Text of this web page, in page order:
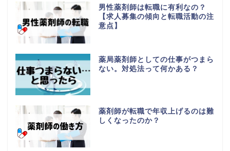
男性薬剤師は転職に有利なの？
【求人募集の傾向と転職活動の注
意点】
薬局薬剤師としての仕事がつまら
ない。対処法って何かある？
薬剤師が転職で年収上げるのは難
しくなったのか？